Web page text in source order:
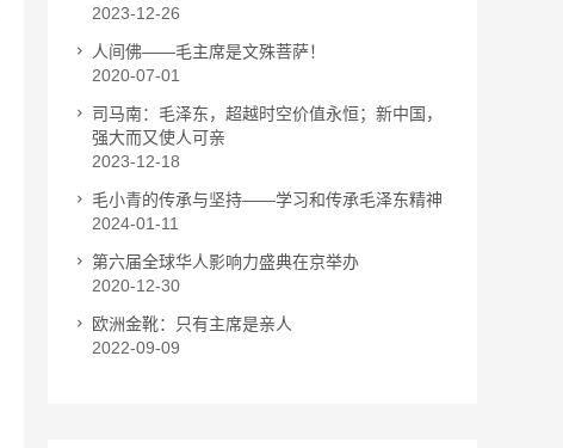
2023-12-26
人间佛——毛主席是文殊菩萨！
2020-07-01
司马南：毛泽东，超越时空价值永恒；新中国，
强大而又使人可亲
2023-12-18
毛小青的传承与坚持——学习和传承毛泽东精神
2024-01-11
第六届全球华人影响力盛典在京举办
2020-12-30
欧洲金靴：只有主席是亲人
2022-09-09